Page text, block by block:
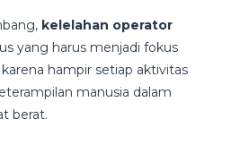
kelelahan operator
yang harus menjadi fokus
hampir setiap aktivitas
manusia dalam
berat.